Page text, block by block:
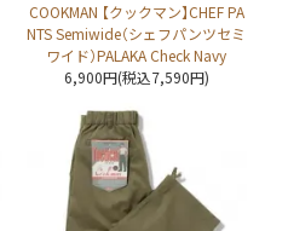
COOKMAN 【クックマン】CHEF PA
NTS Semiwide（シェフパンツセミ
ワイド）PALAKA Check Navy
6,900円(税込7,590円)